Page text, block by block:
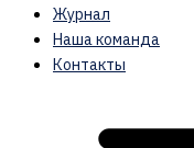
Журнал
Наша команда
Контакты